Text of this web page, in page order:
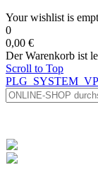
Your wishlist is
0
0,00 €
Der Warenkorb ist
Scroll to Top